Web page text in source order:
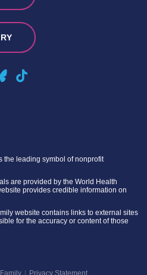
the leading symbol of nonprofit
are provided by the World Health
provides credible information on
website contains links to external sites
for the accuracy or content of those